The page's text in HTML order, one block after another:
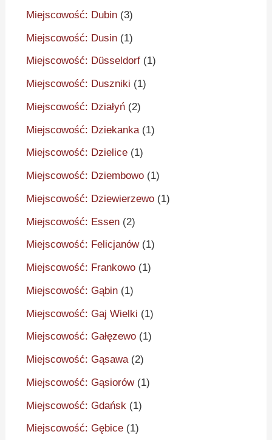
Miejscowość: Dubin (3)
Miejscowość: Dusin (1)
Miejscowość: Düsseldorf (1)
Miejscowość: Duszniki (1)
Miejscowość: Działyń (2)
Miejscowość: Dziekanka (1)
Miejscowość: Dzielice (1)
Miejscowość: Dziembowo (1)
Miejscowość: Dziewierzewo (1)
Miejscowość: Essen (2)
Miejscowość: Felicjanów(1)
Miejscowość: Frankowo (1)
Miejscowość: Gąbin (1)
Miejscowość: Gaj Wielki (1)
Miejscowość: Gałęzewo (1)
Miejscowość: Gąsawa(2)
Miejscowość: Gąsiorów(1)
Miejscowość: Gdańsk (1)
Miejscowość: Gębice (1)